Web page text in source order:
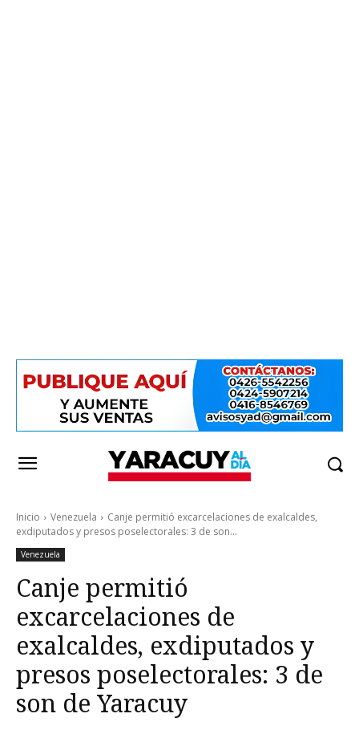
Inicio Venezuela
Canje permitió excarcelaciones de exalcaldes,
exdiputados y presos poselectorales: 3 de son...
Venezuela
Canje permitió
excarcelaciones de
exalcaldes, exdiputados y
presos poselectorales: 3 de
son de Yaracuy